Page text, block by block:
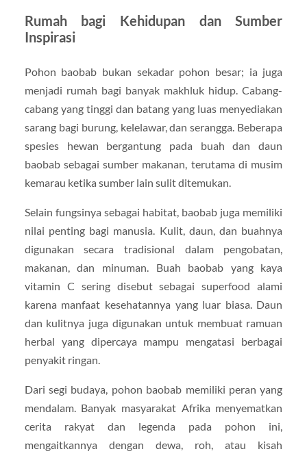
Rumah bagi Kehidupan dan Sumber
Inspirasi
Pohon baobab bukan sekadar pohon besar; ia juga
menjadi rumah bagi banyak makhluk hidup. Cabang-
cabang yang tinggi dan batang yang luas menyediakan
sarang bagi burung, kelelawar, dan serangga. Beberapa
spesies hewan bergantung pada buah dan daun
baobab sebagai sumber makanan, terutama di musim
kemarau ketika sumber lain sulit ditemukan.
Selain fungsinya sebagai habitat, baobab juga memiliki
nilai penting bagi manusia. Kulit, daun, dan buahnya
digunakan secara tradisional dalam pengobatan,
makanan, dan minuman. Buah baobab yang kaya
vitamin C sering disebut sebagai superfood alami
karena manfaat kesehatannya yang luar biasa. Daun
dan kulitnya juga digunakan untuk membuat ramuan
herbal yang dipercaya mampu mengatasi berbagai
penyakit ringan.
Dari segi budaya, pohon baobab memiliki peran yang
mendalam. Banyak masyarakat Afrika menyematkan
cerita rakyat dan legenda pada pohon ini,
mengaitkannya dengan dewa, roh, atau kisah